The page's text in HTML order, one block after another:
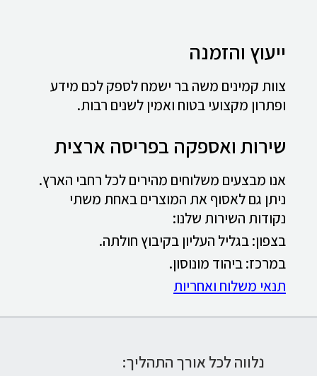
ייעוץ והזמנה
צוות קמינים משה בר ישמח לספק לכם מידע
ופתרון מקצועי בטוח ואמין לשנים רבות.
שירות ואספקה בפריסה ארצית
אנו מבצעים משלוחים מהירים לכל רחבי הארץ.
ניתן גם לאסוף את המוצרים באחת משתי
נקודות השירות שלנו:
בצפון: בגליל העליון בקיבוץ חולתה.
במרכז: ביהוד מונוסון.
תנאי משלוח ואחריות
נלווה לכל אורך התהליך: